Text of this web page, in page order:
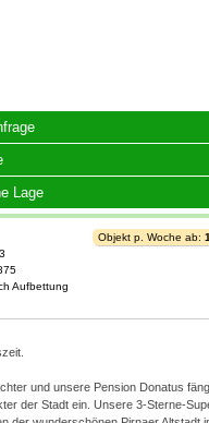
Lage
Aufbettung
Objekt p. Woche ab:
und unsere Pension Donatus
der Stadt ein. Unsere 3-Sterne-